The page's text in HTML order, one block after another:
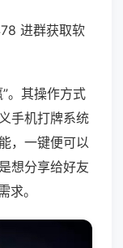
进群获取软
。其操作方式
手机打牌系统
，一键便可以
想分享给好友
求。